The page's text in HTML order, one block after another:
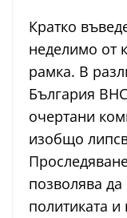
Кратко
неделимо от
рамка. В
България
очертани
изобщо
позволява да
политиката и